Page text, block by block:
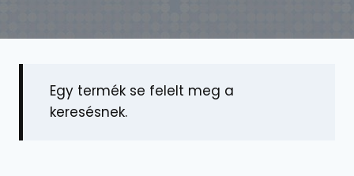
Egy termék se felelt meg a
keresésnek.